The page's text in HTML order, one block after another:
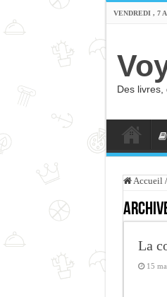
VENDREDI , 7
Des livres,
Accueil /
La
15